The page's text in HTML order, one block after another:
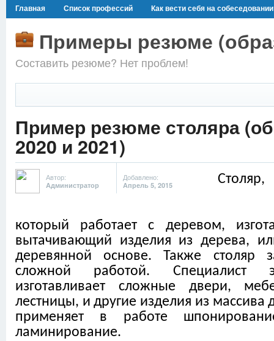
Главная Список профессий Как вести себя на
Примеры резюме
Составить резюме? Нет проблем!
Пример резюме столяра
2020 и 2021)
Автор:
Администратор
Добавлено:
Апрель 5, 2015
который работает с деревом,
вытачивающий изделия из дерева,
деревянной основе. Также столяр
сложной работой. Специалист
изготавливает сложные двери,
лестницы, и другие изделия из массива
применяет в работе
ламинирование.